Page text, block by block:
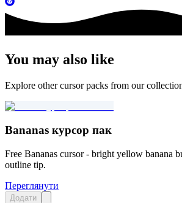
You may also like
Explore other cursor packs from our
Bananas курсор пак
Free Bananas cursor - bright yellow banana
outline tip.
Переглянути
Додати